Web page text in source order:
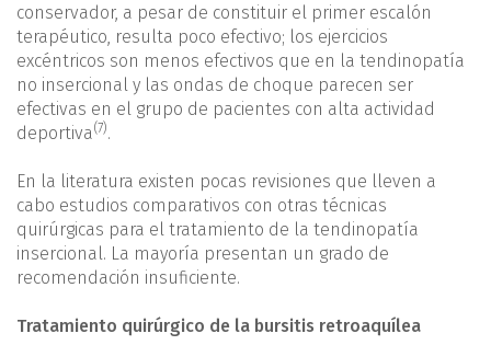
conservador, a pesar de constituir el primer escalón
terapéutico, resulta poco efectivo; los ejercicios
excéntricos son menos efectivos que en la tendinopatía
no insercional y las ondas de choque parecen ser
efectivas en el grupo de pacientes con alta actividad
deportiva (7).
En la literatura existen pocas revisiones que lleven a
cabo estudios comparativos con otras técnicas
quirúrgicas para el tratamiento de la tendinopatía
insercional. La mayoría presentan un grado de
recomendación insuficiente.
Tratamiento quirúrgico de la bursitis retroaquílea